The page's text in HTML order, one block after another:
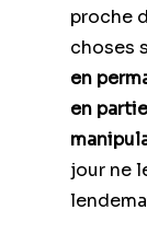
proche
choses
en
en
jour ne